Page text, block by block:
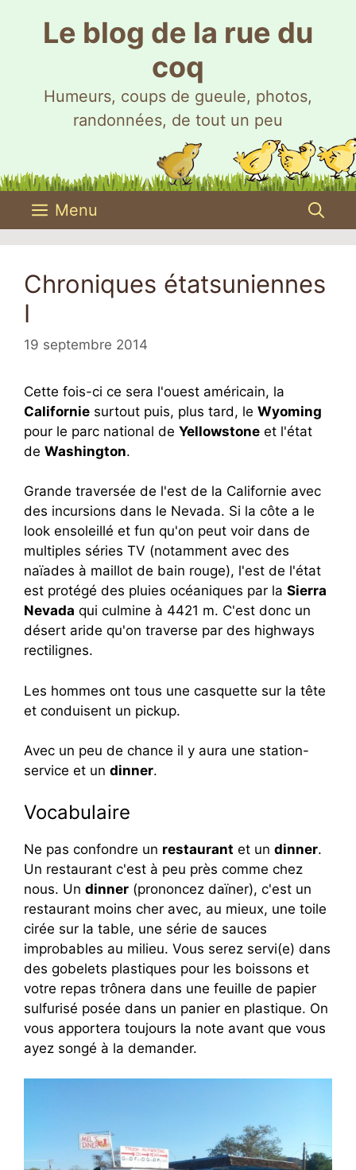
Le blog de la rue du
coq
Humeurs, coups de gueule, photos,
randonnées, de tout un peu
Menu
Chroniques étatsuniennes
I
19 septembre 2014
Cette fois-ci ce sera l'ouest américain, la
Californie surtout puis, plus tard, le Wyoming
pour le parc national de Yellowstone et l'état
de Washington.
Grande traversée de l'est de la Californie avec
des incursions dans le Nevada. Si la côte a le
look ensoleillé et fun qu'on peut voir dans de
multiples séries TV (notamment avec des
naïades à maillot de bain rouge), l'est de l'état
est protégé des pluies océaniques par la Sierra
Nevada qui culmine à 4421 m. C'est donc un
désert aride qu'on traverse par des highways
rectilignes.
Les hommes ont tous une casquette sur la tête
et conduisent un pickup.
Avec un peu de chance il y aura une station-
service et un dinner.
Vocabulaire
Ne pas confondre un restaurant et un dinner.
Un restaurant c'est à peu près comme chez
nous. Un dinner (prononcez daïner), c'est un
restaurant moins cher avec, au mieux, une toile
cirée sur la table, une série de sauces
improbables au milieu. Vous serez servi(e) dans
des gobelets plastiques pour les boissons et
votre repas trônera dans une feuille de papier
sulfurisé posée dans un panier en plastique. On
vous apportera toujours la note avant que vous
ayez songé à la demander.